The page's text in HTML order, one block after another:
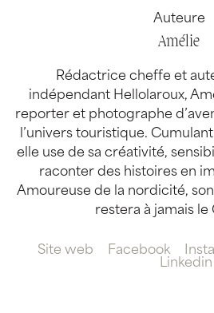
Auteure
Amélie
Rédactrice cheffe et
indépendant Hellolaroux,
reporter et photographe
l’univers touristique.
elle use de sa créativité,
raconter des histoires en
Amoureuse de la nordicité,
restera à jamais le
Site web Facebook
Linkedin